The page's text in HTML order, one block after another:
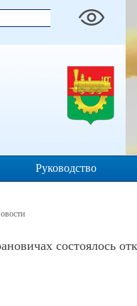
Руководство
состоялось